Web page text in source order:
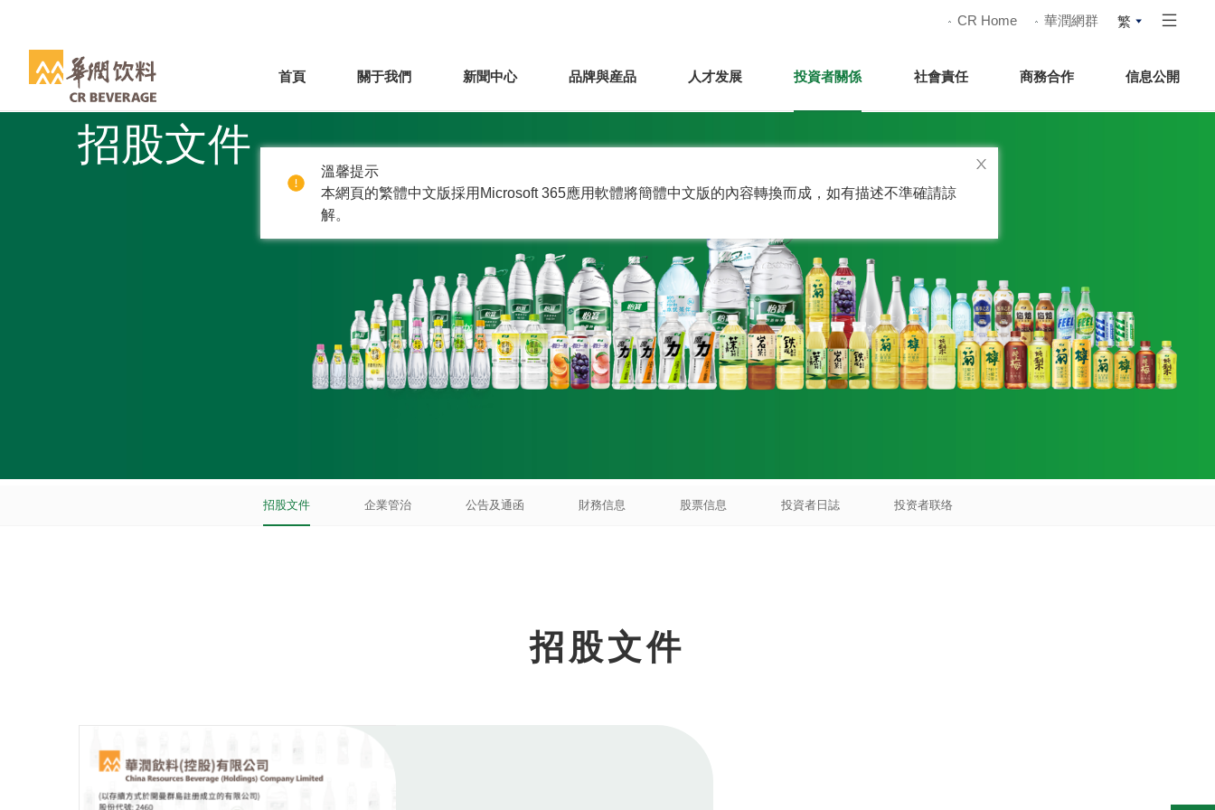
CR Home 華潤網群 繁
首頁 關于我們 新聞中心 品牌與産品 人才发展 投資者關係 社會責任 商務合作 信息公開
招股文件
招股文件 企業管治 公告及通函 財務信息 股票信息 投資者日誌 投资者联络
招股文件
溫馨提示
本網頁的繁體中文版採用Microsoft 365應用軟體將簡體中文版的內容轉換而成，如有描述不準確請諒
解。